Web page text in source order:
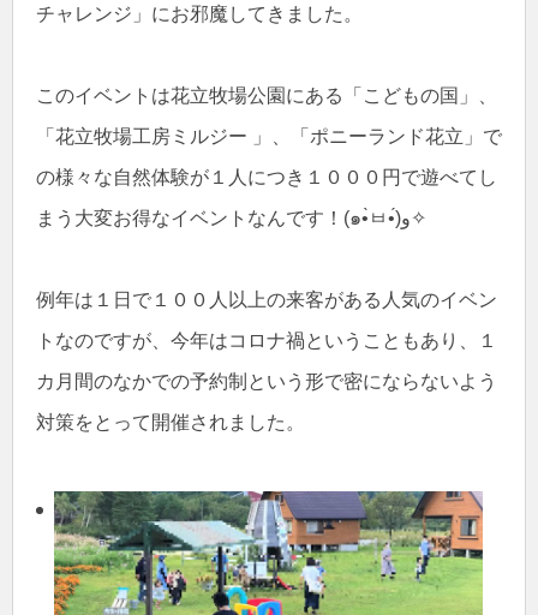
チャレンジ」にお邪魔してきました。
このイベントは花立牧場公園にある「こどもの国」、
「花立牧場工房ミルジー 」、「ポニーランド花立」で
の様々な自然体験が１人につき１０００円で遊べてし
まう大変お得なイベントなんです！(๑•̀ㅂ•́)و✧
例年は１日で１００人以上の来客がある人気のイベン
トなのですが、今年はコロナ禍ということもあり、１
カ月間のなかでの予約制という形で密にならないよう
対策をとって開催されました。